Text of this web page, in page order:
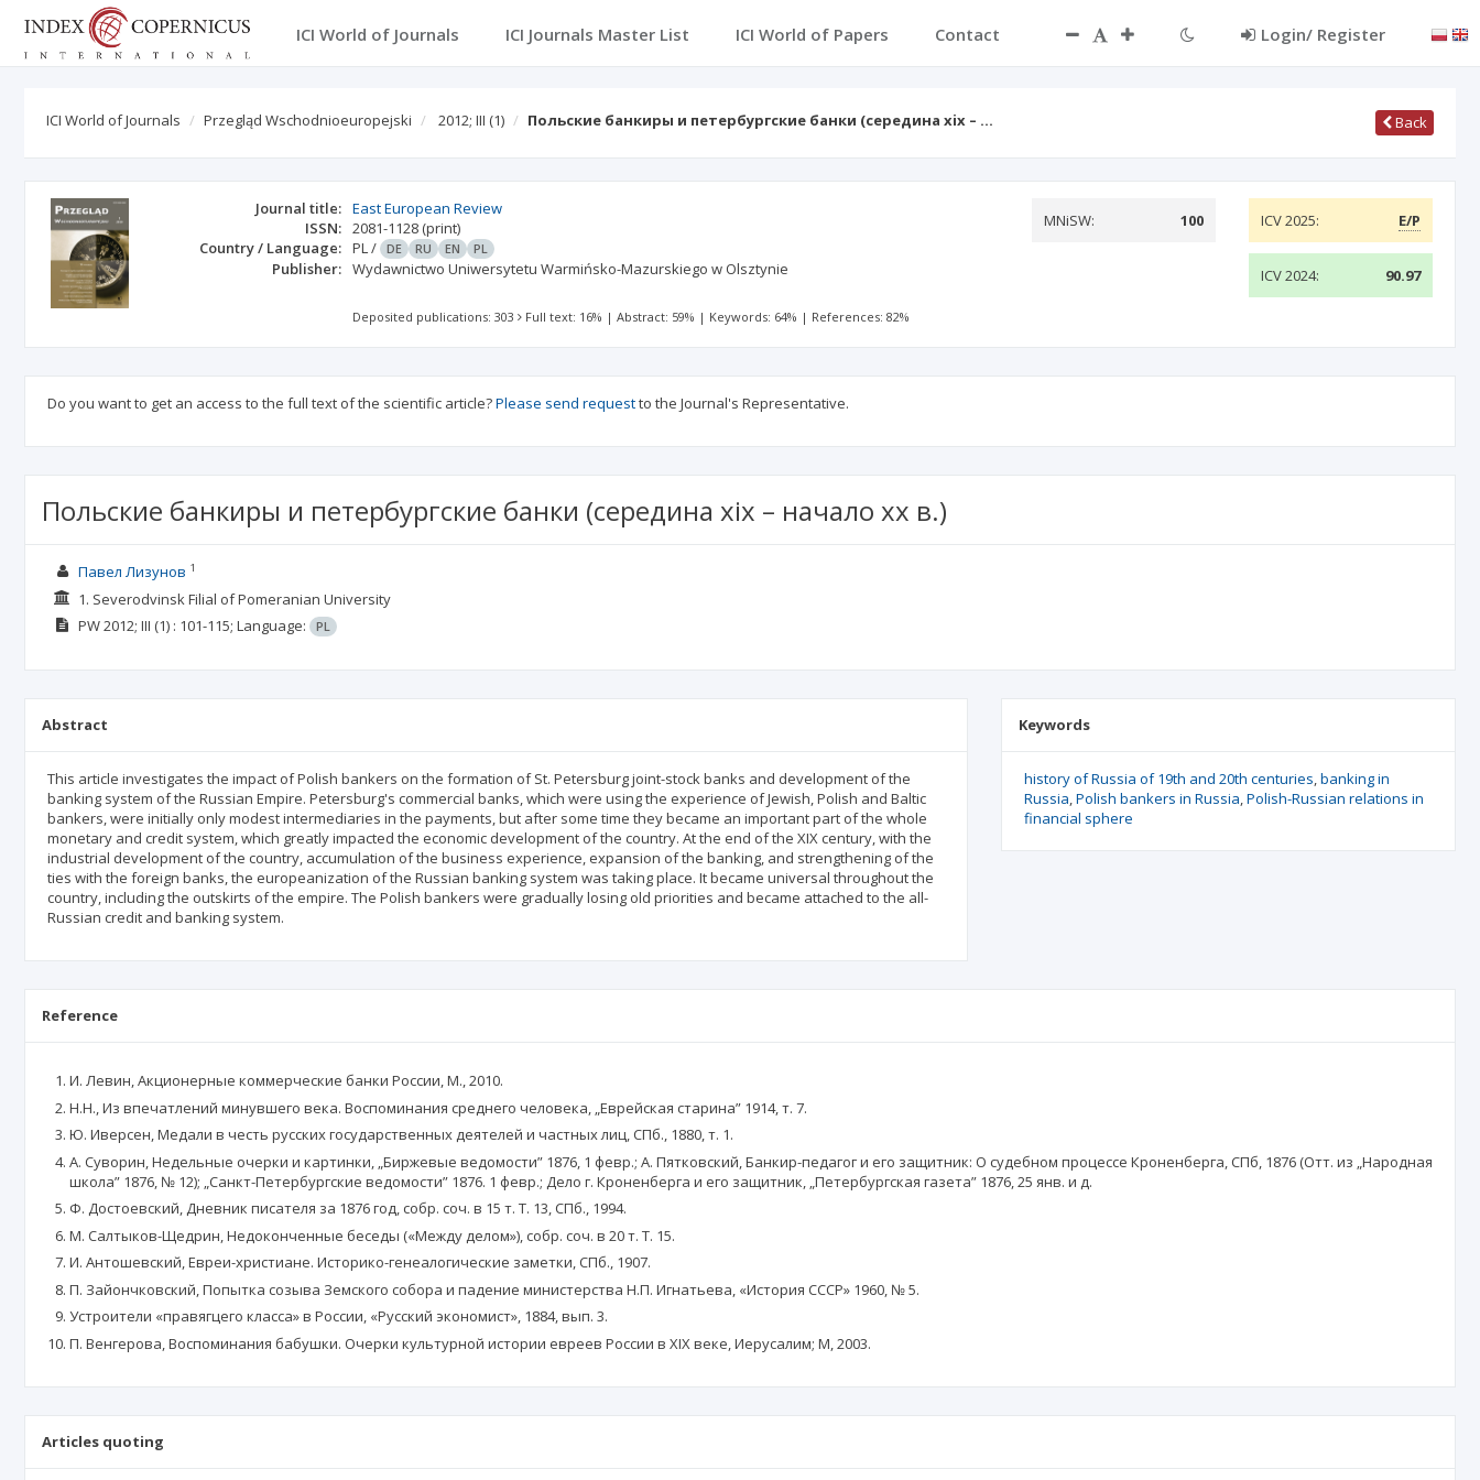
ICI World of Journals ICI Journals Master List ICI World of Papers Contact Login/ Register
ICI World of Journals Przegląd Wschodnioeuropejski 2012; III (1) Польские банкиры и петербургские банки (середина xix – … Back
Journal title: East European Review
ISSN: 2081-1128 (print)
Country / Language: PL/ DE RU EN PL
Publisher: Wydawnictwo Uniwersytetu Warmińsko-Mazurskiego w Olsztynie
MNiSW: 100 ICV 2025: E/P
ICV 2024: 90.97
Deposited publications: 303 Full text: 16% |Abstract: 59% | Keywords: 64% | References: 82%
Do you want to get an access to the full text of the scientific article?Please send requestto the Journal's Representative.
Польские банкиры и петербургские банки (середина xix – начало хх в.)
Павел Лизунов 1
1. Severodvinsk Filial of Pomeranian University
PW2012; III (1) : 101-115; Language: PL
Abstract
This article investigates the impact of Polish bankers on the formation of St. Petersburg joint-stock banks and development of the
banking system of the Russian Empire. Petersburg's commercial banks, which were using the experience of Jewish, Polish and Baltic
bankers, were initially only modest intermediaries in the payments, but after some time they became an important part of the whole
monetary and credit system, which greatly impacted the economic development of the country. At the end of the XIX century, with the
industrial development of the country, accumulation of the business experience, expansion of the banking, and strengthening of the
ties with the foreign banks, the europeanization of the Russian banking system was taking place. It became universal throughout the
country, including the outskirts of the empire. The Polish bankers were gradually losing old priorities and became attached to the all-
Russian credit and banking system.
Keywords
history of Russia of 19th and 20th centuries banking in
Russia Polish bankers in Russia Polish-Russian relations in
financial sphere
Reference
И. Левин, Акционерные коммерческие банки России, М., 2010.
Н.Н., Из впечатлений минувшего века. Воспоминания среднего человека, „Еврейская старина” 1914, т. 7.
Ю. Иверсен, Медали в честь русских государственных деятелей и частных лиц, СПб., 1880, т. 1.
А. Суворин, Недельные очерки и картинки, „Биржевые ведомости” 1876, 1 февр.; А. Пятковский, Банкир-педагог и его защитник: О судебном процессе Кроненберга, СПб, 1876 (Отт. из „Народная
школа” 1876, № 12); „Санкт-Петербургские ведомости” 1876. 1 февр.; Дело г. Кроненберга и его защитник, „Петербургская газета” 1876, 25 янв. и д.
Ф. Достоевский, Дневник писателя за 1876 год, собр. соч. в 15 т. Т. 13, СПб., 1994.
М. Салтыков-Щедрин, Недоконченные беседы («Между делом»), собр. соч. в 20 т. Т. 15.
И. Антошевский, Евреи-христиане. Историко-генеалогические заметки, СПб., 1907.
П. Зайончковский, Попытка созыва Земского собора и падение министерства Н.П. Игнатьева, «История СССР» 1960, № 5.
Устроители «правягцего класса» в России, «Русский экономист», 1884, вып. 3.
П. Венгерова, Воспоминания бабушки. Очерки культурной истории евреев России в XIX веке, Иерусалим; М, 2003.
Articles quoting